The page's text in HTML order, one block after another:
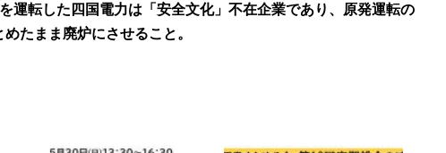
運転した四国電力は「安全文化」不在企業であり、原発運転の
たまま廃炉にさせること。